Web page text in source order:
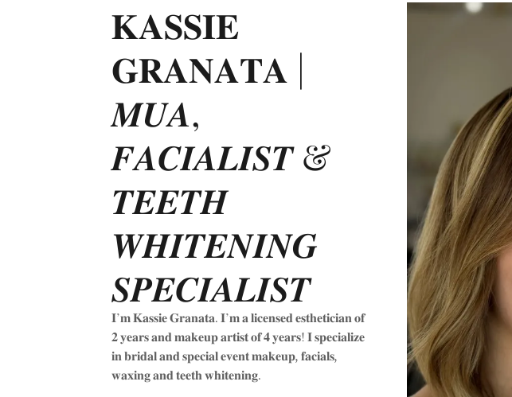
𝐊𝐀𝐒𝐒𝐈𝐄
𝐆𝐑𝐀𝐍𝐀𝐓𝐀 |
𝑴𝑼𝑨,
𝑭𝑨𝑪𝑰𝑨𝑳𝑰𝑺𝑻 &
𝑻𝑬𝑬𝑻𝑯
𝑾𝑯𝑰𝑻𝑬𝑵𝑰𝑵𝑮
𝑺𝑷𝑬𝑪𝑰𝑨𝑳𝑰𝑺𝑻
𝐈’𝐦 𝐊𝐚𝐬𝐬𝐢𝐞 𝐆𝐫𝐚𝐧𝐚𝐭𝐚. 𝐈’𝐦 𝐚 𝐥𝐢𝐜𝐞𝐧𝐬𝐞𝐝 𝐞𝐬𝐭𝐡𝐞𝐭𝐢𝐜𝐢𝐚𝐧 𝐨𝐟
𝟐 𝐲𝐞𝐚𝐫𝐬 𝐚𝐧𝐝 𝐦𝐚𝐤𝐞𝐮𝐩 𝐚𝐫𝐭𝐢𝐬𝐭 𝐨𝐟 𝟒 𝐲𝐞𝐚𝐫𝐬! 𝐈 𝐬𝐩𝐞𝐜𝐢𝐚𝐥𝐢𝐳𝐞
𝐢𝐧 𝐛𝐫𝐢𝐝𝐚𝐥 𝐚𝐧𝐝 𝐬𝐩𝐞𝐜𝐢𝐚𝐥 𝐞𝐯𝐞𝐧𝐭 𝐦𝐚𝐤𝐞𝐮𝐩, 𝐟𝐚𝐜𝐢𝐚𝐥𝐬,
𝐰𝐚𝐱𝐢𝐧𝐠 𝐚𝐧𝐝 𝐭𝐞𝐞𝐭𝐡 𝐰𝐡𝐢𝐭𝐞𝐧𝐢𝐧𝐠.